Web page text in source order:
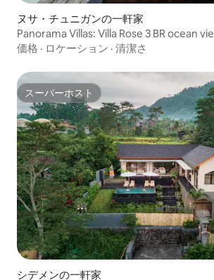
ヌサ・チュニガンの一軒家
Panorama Villas: Villa Rose 3 BR ocean
価格 · ロケーション · 清潔さ
スーパーホスト
スーパーホスト
シデメンの一軒家